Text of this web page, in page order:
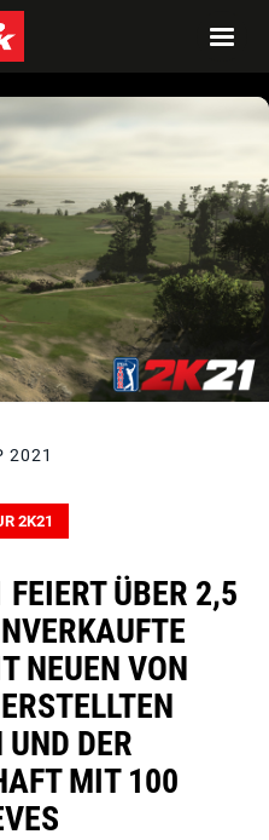
2021
2K21
ÜBER 2,5
NEUEN VON
DER
MIT 100